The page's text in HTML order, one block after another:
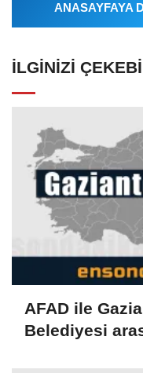
ANASAYFAYA
İLGINIZI
AFAD ile
Belediyesi